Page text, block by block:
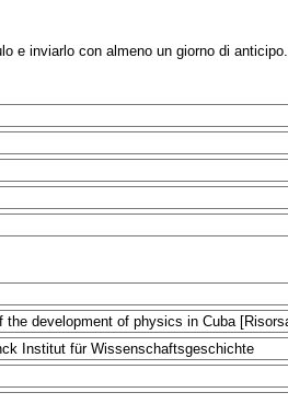
e inviarlo con almeno un giorno di anticipo.